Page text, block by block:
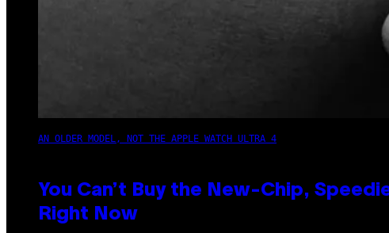
AN OLDER MODEL, NOT THE APPLE WATCH ULTRA 4
You Can’t Buy the New-Chip,
Right Now